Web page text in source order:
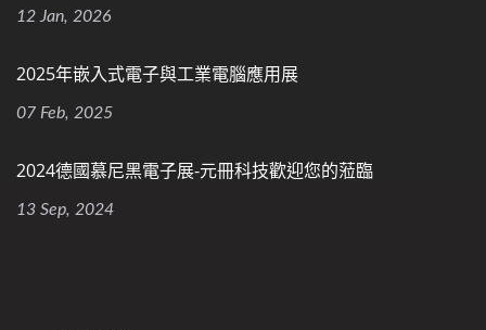
12 Jan, 2026
2025年嵌入式電子與工業電腦應用展
07 Feb, 2025
2024德國慕尼黑電子展-元冊科技歡迎您的蒞臨
13 Sep, 2024